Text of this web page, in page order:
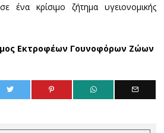
ένα κρίσιμο ζήτημα υγειονομικής
Εκτροφέων Γουνοφόρων Ζώων